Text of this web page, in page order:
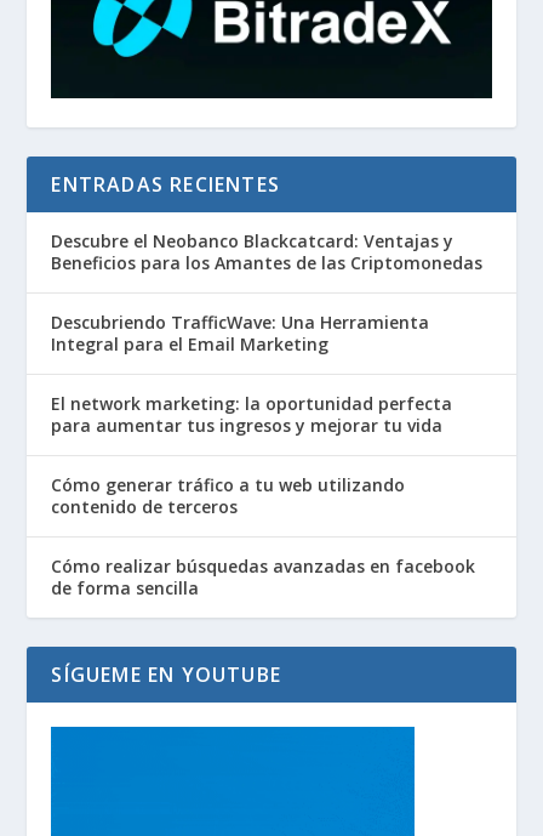
ENTRADAS RECIENTES
Descubre el Neobanco Blackcatcard: Ventajas y
Beneficios para los Amantes de las Criptomonedas
Descubriendo TrafficWave: Una Herramienta
Integral para el Email Marketing
El network marketing: la oportunidad perfecta
para aumentar tus ingresos y mejorar tu vida
Cómo generar tráfico a tu web utilizando
contenido de terceros
Cómo realizar búsquedas avanzadas en facebook
de forma sencilla
SÍGUEME EN YOUTUBE